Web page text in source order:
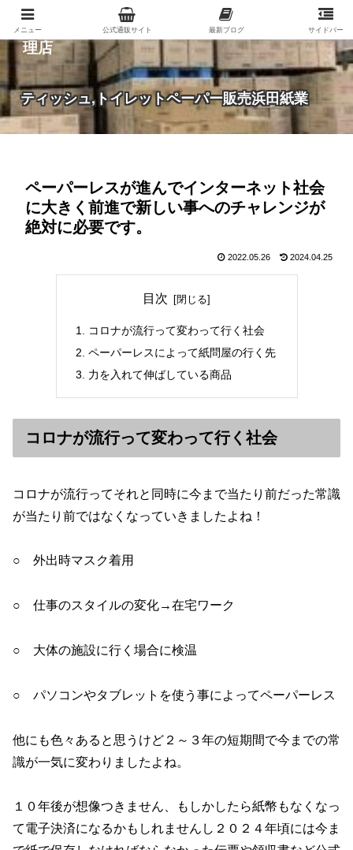
紙（家庭紙・包装紙・印刷用紙など）の総合代
理店
ティッシュ,トイレットペーパー販売浜田紙業
ペーパーレスが進んでインターネット社会
に大きく前進で新しい事へのチャレンジが
絶対に必要です。
2022.05.26 2024.04.25
目次
コロナが流行って変わって行く社会
ペーパーレスによって紙問屋の行く先
力を入れて伸ばしている商品
コロナが流行って変わって行く社会
コロナが流行ってそれと同時に今まで当たり前だった常識
が当たり前ではなくなっていきましたよね！
○ 外出時マスク着用
○ 仕事のスタイルの変化→在宅ワーク
○ 大体の施設に行く場合に検温
○ パソコンやタブレットを使う事によってペーパーレス
他にも色々あると思うけど２～３年の短期間で今までの常
識が一気に変わりましたよね。
１０年後が想像つきません、もしかしたら紙幣もなくなっ
て電子決済になるかもしれませんし２０２４年頃には今ま
メニュー 公式通販サイト 最新ブログ サイドバー